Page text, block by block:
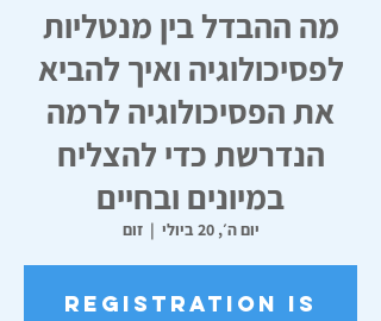
מה ההבדל בין מנטליות
לפסיכולוגיה ואיך להביא
את הפסיכולוגיה לרמה
הנדרשת כדי להצליח
במיונים ובחיים
יום ה׳, 20 ביולי
  |
זום
Registration is